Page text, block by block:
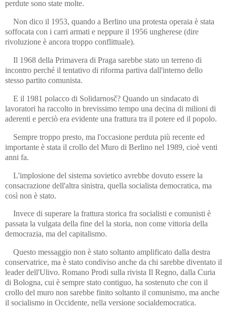
perdute sono state molte.
Non dico il 1953, quando a Berlino una protesta operaia è stata
soffocata con i carri armati e neppure il 1956 ungherese (dire
rivoluzione è ancora troppo conflittuale).
Il 1968 della Primavera di Praga sarebbe stato un terreno di
incontro perché il tentativo di riforma partiva dall'interno dello
stesso partito comunista.
E il 1981 polacco di Solidarnosč? Quando un sindacato di
lavoratori ha raccolto in brevissimo tempo una decina di milioni di
aderenti e perciò era evidente una frattura tra il potere ed il popolo.
Sempre troppo presto, ma l'occasione perduta più recente ed
importante è stata il crollo del Muro di Berlino nel 1989, cioè venti
anni fa.
L'implosione del sistema sovietico avrebbe dovuto essere la
consacrazione dell'altra sinistra, quella socialista democratica, ma
così non è stato.
Invece di superare la frattura storica fra socialisti e comunisti è
passata la vulgata della fine del la storia, non come vittoria della
democrazia, ma del capitalismo.
Questo messaggio non è stato soltanto amplificato dalla destra
conservatrice, ma è stato condiviso anche da chi sarebbe diventato il
leader dell'Ulivo. Romano Prodi sulla rivista Il Regno, dalla Curia
di Bologna, cui è sempre stato contiguo, ha sostenuto che con il
crollo del muro non sarebbe finito soltanto il comunismo, ma anche
il socialismo in Occidente, nella versione socialdemocratica.